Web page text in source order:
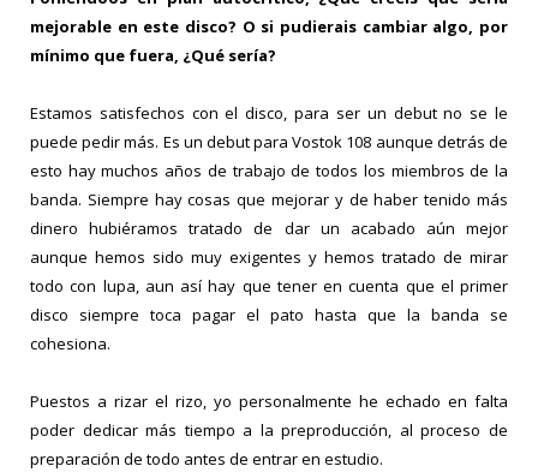
mejorable en este disco? O si pudierais cambiar algo, por
mínimo que fuera, ¿Qué sería?
Estamos satisfechos con el disco, para ser un debut no se le
puede pedir más. Es un debut para Vostok 108 aunque detrás de
esto hay muchos años de trabajo de todos los miembros de la
banda. Siempre hay cosas que mejorar y de haber tenido más
dinero hubiéramos tratado de dar un acabado aún mejor
aunque hemos sido muy exigentes y hemos tratado de mirar
todo con lupa, aun así hay que tener en cuenta que el primer
disco siempre toca pagar el pato hasta que la banda se
cohesiona.
Puestos a rizar el rizo, yo personalmente he echado en falta
poder dedicar más tiempo a la preproducción, al proceso de
preparación de todo antes de entrar en estudio.